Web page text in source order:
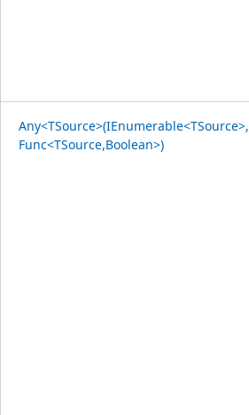
Any<TSource>(IEnumerable<TSource>,
Func<TSource,Boolean>)